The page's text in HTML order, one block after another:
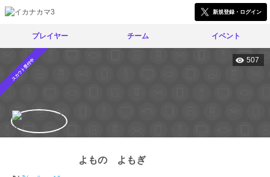
新規登録・ログイン
プレイヤー チーム イベント
スカウト受付中 507
よもの よもぎ